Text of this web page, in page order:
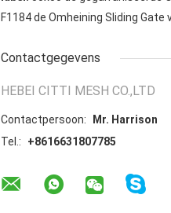
F1184 de Omheining Sliding
Contactgegevens
HEBEI CITTI MESH CO.,LTD
Contactpersoon:
Mr. Harrison
Tel.:
+8616631807785